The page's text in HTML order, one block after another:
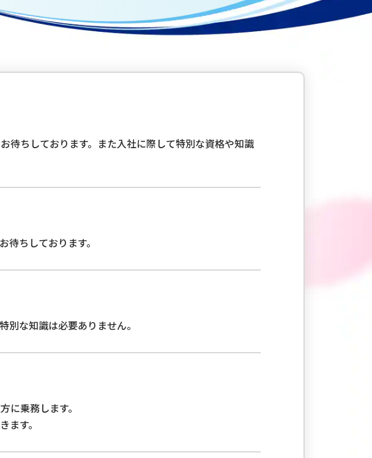
待ちしております。また入社に際して特別な資格や知識
ちしております。
な知識は必要ありません。
に乗務します。
ます。